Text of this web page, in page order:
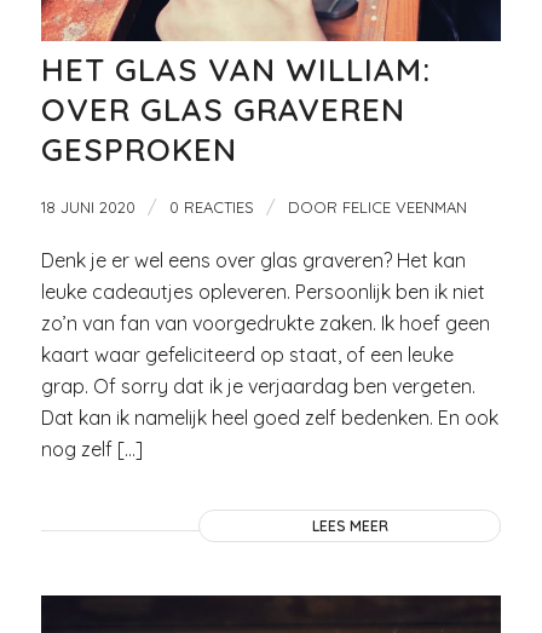
HET GLAS VAN WILLIAM:
OVER GLAS GRAVEREN
GESPROKEN
18 JUNI 2020 / 0 REACTIES / DOOR FELICE VEENMAN
Denk je er wel eens over glas graveren? Het kan
leuke cadeautjes opleveren. Persoonlijk ben ik niet
zo’n van fan van voorgedrukte zaken. Ik hoef geen
kaart waar gefeliciteerd op staat, of een leuke
grap. Of sorry dat ik je verjaardag ben vergeten.
Dat kan ik namelijk heel goed zelf bedenken. En ook
nog zelf […]
LEES MEER